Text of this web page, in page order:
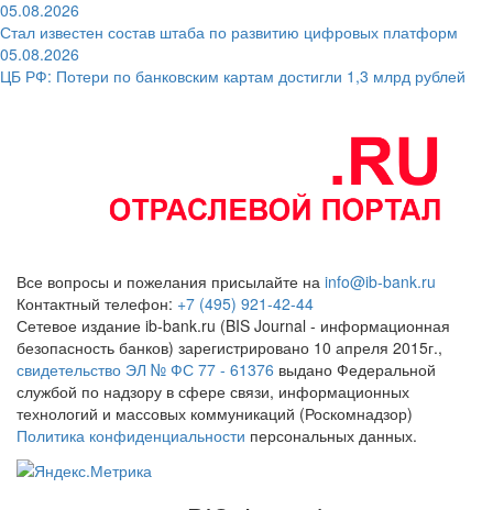
05.08.2026
Стал известен состав штаба по развитию цифровых платформ
05.08.2026
ЦБ РФ: Потери по банковским картам достигли 1,3 млрд рублей
Все вопросы и пожелания присылайте на info@ib-bank.ru
Контактный телефон: +7 (495) 921-42-44
Сетевое издание ib-bank.ru (BIS Journal - информационная
безопасность банков) зарегистрировано 10 апреля 2015г.,
свидетельство ЭЛ № ФС 77 - 61376 выдано Федеральной
службой по надзору в сфере связи, информационных
технологий и массовых коммуникаций (Роскомнадзор)
Политика конфиденциальности персональных данных.